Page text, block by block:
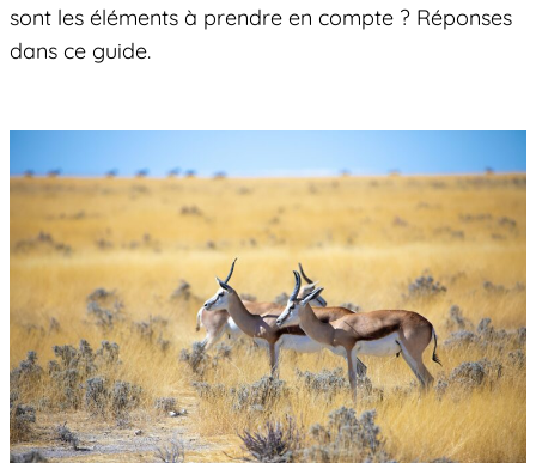
sont les éléments à prendre en compte ? Réponses
dans ce guide.